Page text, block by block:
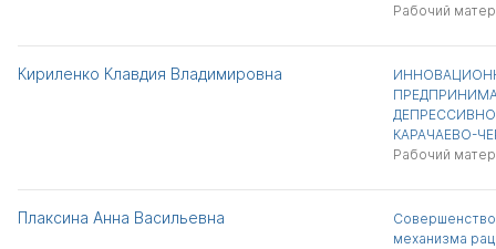
Рабочий
Кириленко Клавдия Владимировна
КАРАЧАЕВО-
Рабочий
Плаксина Анна Васильевна
механизма